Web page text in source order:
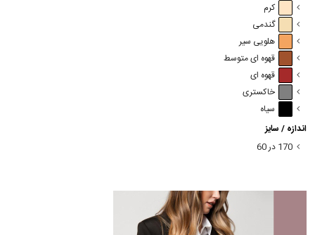
کرم
گندمی
هلویی سیر
قهوه ای متوسط
قهوه ای
خاکستری
سیاه
اندازه / سایز
170 در 60